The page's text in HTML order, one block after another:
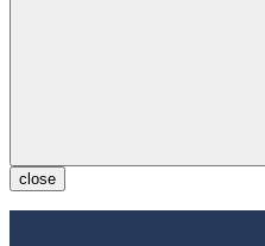
close